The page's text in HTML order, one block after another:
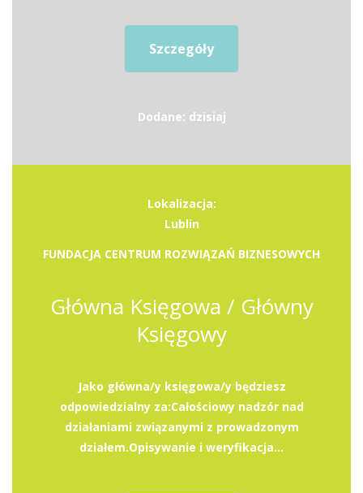
Szczegóły
Dodane: dzisiaj
Lokalizacja:
Lublin
FUNDACJA CENTRUM ROZWIĄZAŃ BIZNESOWYCH
Główna Księgowa / Główny
Księgowy
Jako główna/y księgowa/y będziesz
odpowiedzialny za:Całościowy nadzór nad
działaniami związanymi z prowadzonym
działem.Opisywanie i weryfikacja...